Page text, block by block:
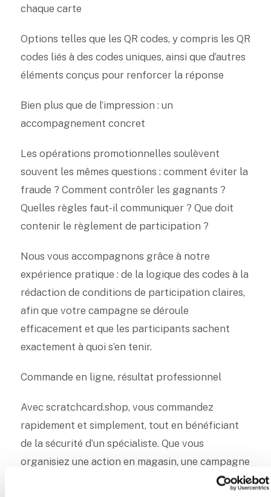
chaque carte
Options telles que les QR codes, y compris les QR
codes liés à des codes uniques, ainsi que d’autres
éléments conçus pour renforcer la réponse
Bien plus que de l’impression : un
accompagnement concret
Les opérations promotionnelles soulèvent
souvent les mêmes questions : comment éviter la
fraude ? Comment contrôler les gagnants ?
Quelles règles faut-il communiquer ? Que doit
contenir le règlement de participation ?
Nous vous accompagnons grâce à notre
expérience pratique : de la logique des codes à la
rédaction de conditions de participation claires,
afin que votre campagne se déroule
efficacement et que les participants sachent
exactement à quoi s’en tenir.
Commande en ligne, résultat professionnel
Avec scratchcard.shop, vous commandez
rapidement et simplement, tout en bénéficiant
de la sécurité d’un spécialiste. Que vous
organisiez une action en magasin, une campagne
nationale ou une opération de génération de